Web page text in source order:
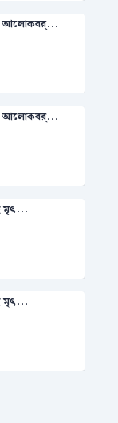
আলোকবর্...
আলোকবর্...
মৃৎ...
মৃৎ...